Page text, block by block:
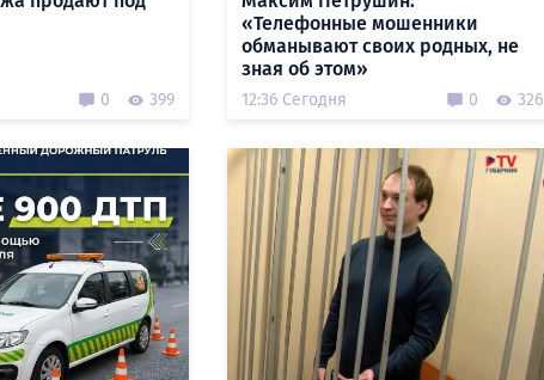
0 399
«Телефонные мошенники
обманывают своих родных, не
зная об этом»
12:36 Сегодня 0 326